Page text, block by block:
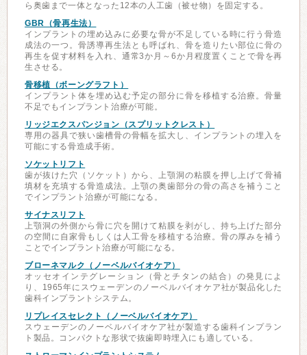
ら奥歯まで一体となった12本の人工歯（被せ物）を固定する。
GBR（骨再生法）
インプラントの埋め込みに必要な骨が不足している時に行う骨造
成法の一つ。骨誘導再生法とも呼ばれ、骨を造りたい部位に骨の
再生を促す材料を入れ、通常3か月～6か月程度置くことで骨を再
生させる。
骨移植（ボーングラフト）
インプラント体を埋め込む予定の部分に骨を移植する治療。骨量
不足でもインプラント治療が可能。
リッジエクスパンジョン（スプリットクレスト）
専用の器具で狭い歯槽骨の骨幅を拡大し、インプラントの埋入を
可能にする骨造成手術。
ソケットリフト
歯が抜けた穴（ソケット）から、上顎洞の粘膜を押し上げて骨補
填材を充填する骨造成法。上顎の奥歯部分の骨の高さを補うこと
でインプラント治療が可能になる。
サイナスリフト
上顎洞の外側から骨に穴を開けて粘膜を剥がし、持ち上げた部分
の空間に自家骨もしくは人工骨を移植する治療。骨の厚みを補う
ことでインプラント治療が可能になる。
ブローネマルク（ノーベルバイオケア）
オッセオインテグレーション（骨とチタンの結合）の発見によ
り、1965年にスウェーデンのノーベルバイオケア社が製品化した
歯科インプラントシステム。
リプレイスセレクト（ノーベルバイオケア）
スウェーデンのノーベルバイオケア社が製造する歯科インプラン
ト製品。コンパクトな形状で抜歯即時埋入にも適している。